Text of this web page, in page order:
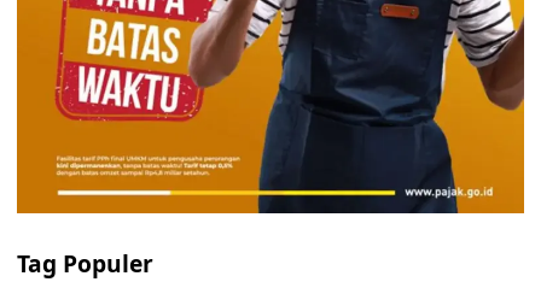
Tag Populer